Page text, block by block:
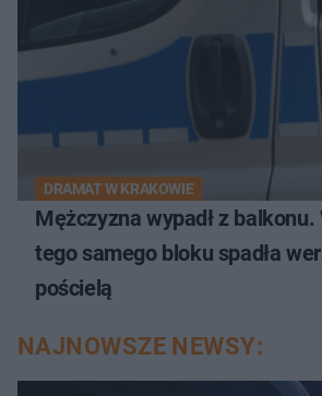
DRAMAT W KRAKOWIE
Mężczyzna wypadł z balkonu.
tego samego bloku spadła
pościelą
NAJNOWSZE NEWSY: